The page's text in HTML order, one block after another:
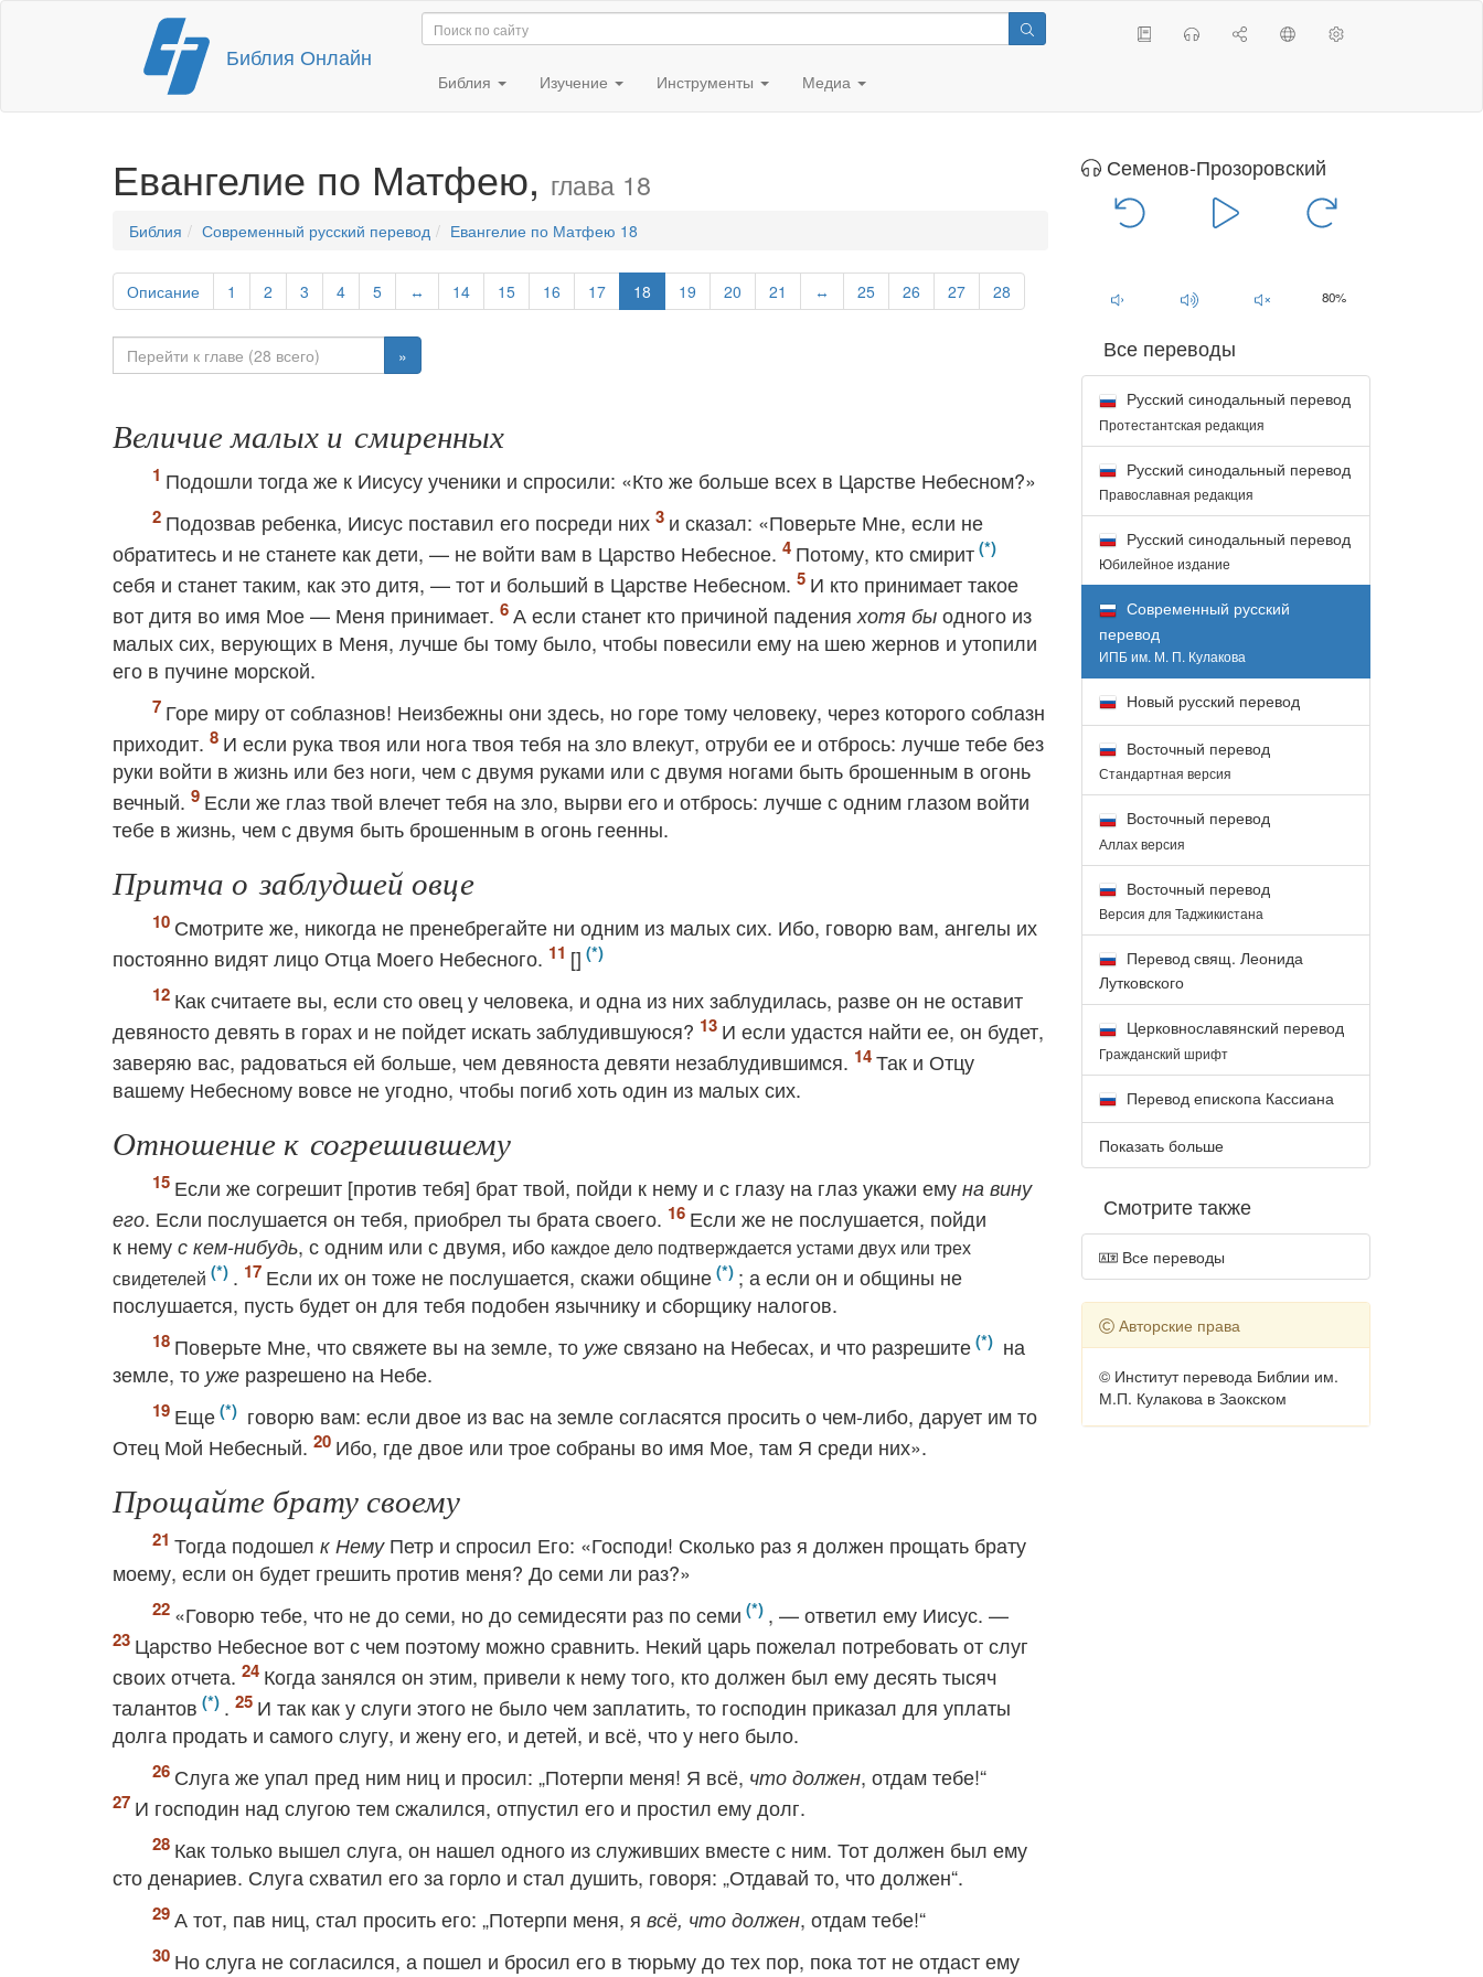
Перейти
содержимому
Библия Онлайн
Библия Изучение Инструменты Медиа
Евангелие по Матфею, глава 18
Библия Современный русский перевод Евангелие по Матфею 18
Описание 1 2 3 4 5 ↔ 14 15 16 17 18 19 20 21 ↔ 25 26 27 28
»
Величие малых и смиренных
Подошли тогда же к Иисусу ученики и спросили: «Кто же больше всех в Царстве Небесном?»
Подозвав ребенка, Иисус поставил его посреди них
и сказал: «Поверьте Мне, если не
обратитесь и не станете как дети, — не войти вам в Царство Небесное.
Потому, кто смирит
себя и станет таким, как это дитя, — тот и больший в Царстве Небесном.
И кто принимает такое
вот дитя во имя Мое — Меня принимает.
А если станет кто причиной падения хотя бы одного из
малых сих, верующих в Меня, лучше бы тому было, чтобы повесили ему на шею жернов и утопили
его в пучине морской.
Горе миру от соблазнов! Неизбежны они здесь, но горе тому человеку, через которого соблазн
приходит.
И если рука твоя или нога твоя тебя на зло влекут, отруби ее и отбрось: лучше тебе без
руки войти в жизнь или без ноги, чем с двумя руками или с двумя ногами быть брошенным в огонь
вечный.
Если же глаз твой влечет тебя на зло, вырви его и отбрось: лучше с одним глазом войти
тебе в жизнь, чем с двумя быть брошенным в огонь геенны.
Притча о заблудшей овце
Смотрите же, никогда не пренебрегайте ни одним из малых сих. Ибо, говорю вам, ангелы их
постоянно видят лицо Отца Моего Небесного.
[]
Как считаете вы, если сто овец у человека, и одна из них заблудилась, разве он не оставит
девяносто девять в горах и не пойдет искать заблудившуюся?
И если удастся найти ее, он будет,
заверяю вас, радоваться ей больше, чем девяноста девяти незаблудившимся.
Так и Отцу
вашему Небесному вовсе не угодно, чтобы погиб хоть один из малых сих.
Отношение к согрешившему
Если же согрешит [против тебя] брат твой, пойди к нему и с глазу на глаз укажи ему на вину
его. Если послушается он тебя, приобрел ты брата своего.
Если же не послушается, пойди
к нему с кем-нибудь, с одним или с двумя, ибо каждое дело подтверждается устами двух или трех
свидетелей
. Если их он тоже не послушается, скажи общине
; а если он и общины не
послушается, пусть будет он для тебя подобен язычнику и сборщику налогов.
Поверьте Мне, что свяжете вы на земле, то уже связано на Небесах, и что разрешите
на
земле, то уже разрешено на Небе.
Еще
говорю вам: если двое из вас на земле согласятся просить о чем-либо, дарует им то
Отец Мой Небесный.
Ибо, где двое или трое собраны во имя Мое, там Я среди них».
Прощайте брату своему
Тогда подошел к НемуПетр и спросил Его: «Господи! Сколько раз я должен прощать брату
моему, если он будет грешить против меня? До семи ли раз?»
«Говорю тебе, что не до семи, но до семидесяти раз по семи
, — ответил ему Иисус. —
Царство Небесное вот с чем поэтому можно сравнить. Некий царь пожелал потребовать от слуг
своих отчета.
Когда занялся он этим, привели к нему того, кто должен был ему десять тысяч
талантов
.
И так как у слуги этого не было чем заплатить, то господин приказал для уплаты
долга продать и самого слугу, и жену его, и детей, и всё, что у него было.
Слуга же упал пред ним ниц и просил: „Потерпи меня! Я всё, что должен, отдам тебе!“
И господин над слугою тем сжалился, отпустил его и простил ему долг.
Как только вышел слуга, он нашел одного из служивших вместе с ним. Тот должен был ему
сто денариев. Слуга схватил его за горло и стал душить, говоря: „Отдавай то, что должен“.
А тот, пав ниц, стал просить его: „Потерпи меня, я всё, что должен, отдам тебе!“
Но слуга не согласился, а пошел и бросил его в тюрьму до тех пор, пока тот не отдаст ему
Семенов-Прозоровский
80%
Все переводы
Русский синодальный перевод
Протестантская редакция
Русский синодальный перевод
Православная редакция
Русский синодальный перевод
Юбилейное издание
Современный русский
перевод
ИПБ им. М. П. Кулакова
Новый русский перевод
Восточный перевод
Стандартная версия
Восточный перевод
Аллах версия
Восточный перевод
Версия для Таджикистана
Перевод свящ. Леонида
Лутковского
Церковнославянский перевод
Гражданский шрифт
Перевод епископа Кассиана
Показать больше
Смотрите также
Все переводы
Авторские права
© Институт перевода Библии им.
М.П. Кулакова в Заокском